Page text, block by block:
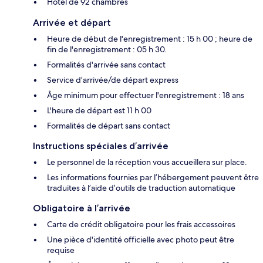
Arrivée et départ
Heure de début de l'enregistrement : 15 h 00 ; heure de
fin de l'enregistrement : 05 h 30.
Formalités d'arrivée sans contact
Service d’arrivée/de départ express
Âge minimum pour effectuer l'enregistrement : 18 ans
L'heure de départ est 11 h 00
Formalités de départ sans contact
Instructions spéciales d’arrivée
Le personnel de la réception vous accueillera sur place.
Les informations fournies par l’hébergement peuvent être
traduites à l’aide d’outils de traduction automatique
Obligatoire à l’arrivée
Carte de crédit obligatoire pour les frais accessoires
Une pièce d'identité officielle avec photo peut être
requise